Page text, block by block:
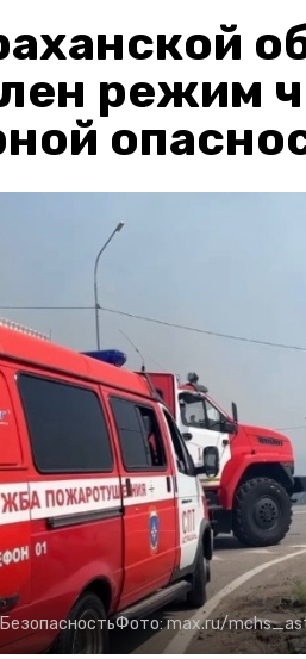
режим
БезопасностьФото:max.ru/